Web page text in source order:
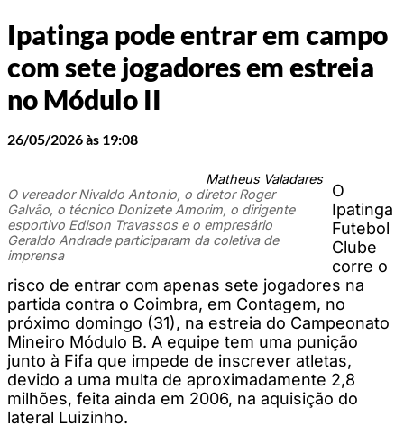
Ipatinga pode entrar em campo
com sete jogadores em estreia
no Módulo II
26/05/2026 às 19:08
Matheus Valadares
O vereador Nivaldo Antonio, o diretor Roger
Galvão, o técnico Donizete Amorim, o dirigente
esportivo Edison Travassos e o empresário
Geraldo Andrade participaram da coletiva de
imprensa
O
Ipatinga
Futebol
Clube
corre o
risco de entrar com apenas sete jogadores na
partida contra o Coimbra, em Contagem, no
próximo domingo (31), na estreia do Campeonato
Mineiro Módulo B. A equipe tem uma punição
junto à Fifa que impede de inscrever atletas,
devido a uma multa de aproximadamente 2,8
milhões, feita ainda em 2006, na aquisição do
lateral Luizinho.